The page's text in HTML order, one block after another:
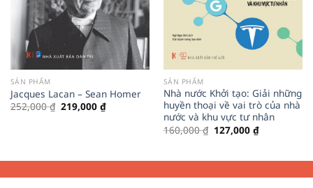
SẢN PHẨM
Jacques Lacan – Sean Homer
252,000₫ Giá
gốc
219,000 ₫Giá
hiện
SẢN PHẨM
Nhà nước Khởi tạo: Giải những
huyền thoại về vai trò của nhà
nước và khu vực tư nhân
160,000₫ Giá
gốc
127,000 ₫Giá
hiện
127,000 ₫.